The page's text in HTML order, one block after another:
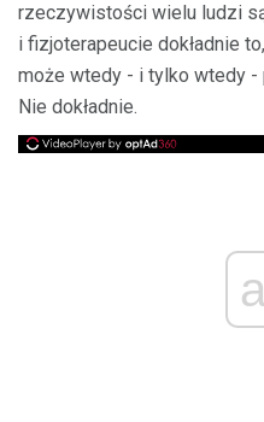
rzeczywistości wielu ludzi
i fizjoterapeucie dokładnie
może wtedy - i tylko wtedy -
Nie dokładnie.